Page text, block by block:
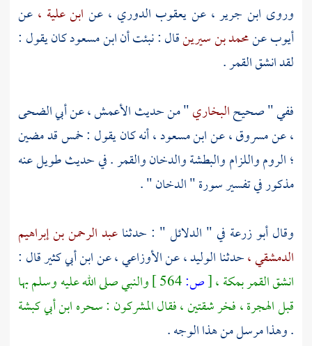
وروى ابن جرير ،عنيعقوب الدوري ، عن ابن علية ، عن
أيوبعنمحمد بن سيرينقال : نبئت أنابن مسعودكان يقول :
لقد انشق القمر .
ففي " صحيحالبخاري" من حديثالأعمش ،عنأبي الضحى
،عنمسروق ،عنابن مسعود ،أنه كان يقول : خمس قد مضين
؛ الروم واللزام والبطشة والدخان والقمر . في حديث طويل عنه
مذكور في تفسير سورة " الدخان " .
وقالأبو زرعة في " الدلائل " : حدثناعبد الرحمن بن إبراهيم
الدمشقي ،حدثناالوليد ،عنالأوزاعي ،عنابن أبي كثيرقال :
انشق القمربمكة ،[ص:
والنبي صلى الله عليه وسلم بها
قبل الهجرة ، فخر شقتين ، فقال المشركون : سحره ابن أبي كبشة
. وهذا مرسل من هذا الوجه .